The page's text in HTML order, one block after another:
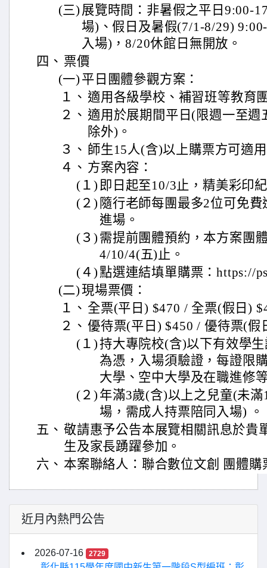
(三) 展覽時間：非暑假之平日9:00-
場)、假日及暑假(7/1-8/29)
入場)，8/20休館日無開放。
四、 票價
(一) 平日團體參觀方案：
１、 適用各級學校、補習班等教育
２、 適用於展期間平日(限週一至週
除外)。
３、 師生15人(含)以上購票方可適
４、 方案內容：
(１) 即日起至10/3止，精美彩印
(２) 隨行老師每團最多2位可免
進場。
(３) 需提前團體預約，本方案團
4/10/4(五)止。
(４) 點選連結填單購票：https://
(二)現場票價：
１、 全票(平日) $470 / 全票(假日)
２、 優待票(平日) $450 / 優待票(假
(１)持大專院校(含)以下有效學
為憑，入場須驗證，每證限
大學、空中大學及在職進修
(２) 年滿3歲(含)以上之兒童(未
場，需成人持票陪同入場) 。
五、 敬請惠予公告本展覽相關訊息於貴
生及家長踴躍參加。
六、 本案聯絡人：聯合數位文創 團體
近月內熱門公告
2026-07-16 2729